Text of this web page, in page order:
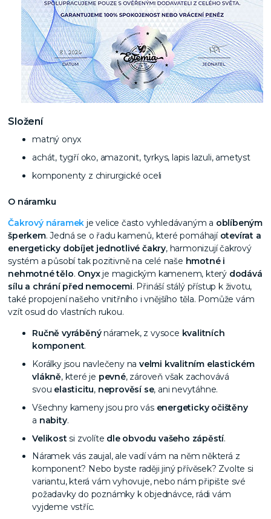
Složení
matný onyx
achát, tygří oko, amazonit, tyrkys, lapis lazuli, ametyst
komponenty z chirurgické oceli
O náramku
Čakrový náramek je velice často vyhledávaným a oblíbeným
šperkem. Jedná se o řadu kamenů, které pomáhají otevírat a
energeticky dobíjet jednotlivé čakry, harmonizují čakrový
systém a působí tak pozitivně na celé naše hmotné i
nehmotné tělo. Onyxje magickým kamenem, který dodává
sílu a chrání před nemocemi. Přináší stálý přístup k životu,
také propojení našeho vnitřního i vnějšího těla. Pomůže vám
vzít osud do vlastních rukou.
Ručně vyráběnýnáramek, z vysoce kvalitních
komponent.
Korálky jsou navlečeny na velmi kvalitním elastickém
vlákně, které je pevné, zároveň však zachovává
svou elasticitu, neprověsí se, ani nevytáhne.
Všechny kameny jsou pro vás energeticky očištěny
a nabity.
Velikostsi zvolíte dle obvodu vašeho zápěstí.
Náramek vás zaujal, ale vadí vám na něm některá z
komponent? Nebo byste raději jiný přívěsek? Zvolte si
variantu, která vám vyhovuje, nebo nám připište své
požadavky do poznámky k objednávce, rádi vám
vyjdeme vstříc.